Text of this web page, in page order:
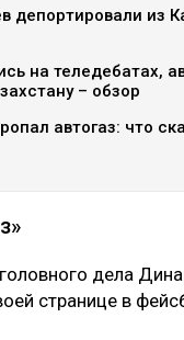
депортировали из
на теледебатах,
– обзор
автогаз: что
дела
странице в